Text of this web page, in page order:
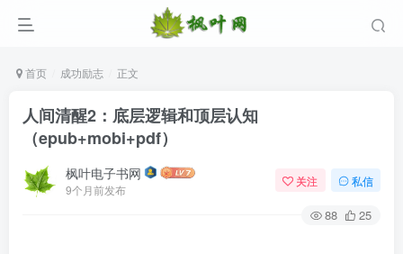
首页 成功励志 正文
人间清醒2：底层逻辑和顶层认知
（epub+mobi+pdf）
枫叶电子书网
9个月前发布
关注 私信
88 25